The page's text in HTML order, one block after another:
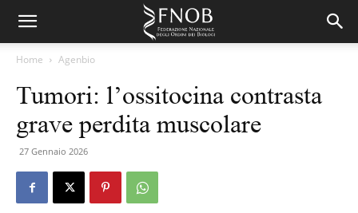
Home Agenbio
Tumori: l’ossitocina contrasta
grave perdita muscolare
27 Gennaio 2026